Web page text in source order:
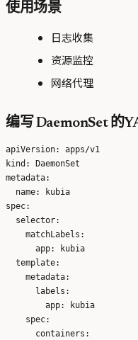
使用场景
日志收集
资源监控
网络代理
编写 DaemonSet 的
apiVersion: apps/v1
kind: DaemonSet
metadata:
  name: kubia
spec:
  selector:
    matchLabels:
      app: kubia
  template:
    metadata:
      labels:
        app: kubia
    spec:
      containers: